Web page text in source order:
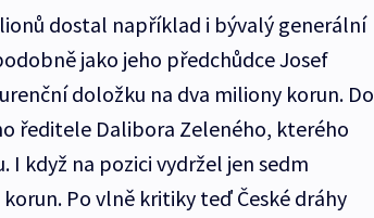
dostal například i bývalý generální
jako jeho předchůdce Josef
doložku na dva miliony korun. Do
ředitele Dalibora Zeleného, kterého
když na pozici vydržel jen sedm
Po vlně kritiky teď České dráhy